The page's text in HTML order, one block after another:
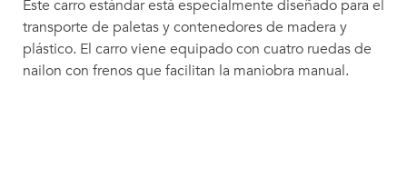
Este carro estándar está especialmente diseñado para el
transporte de paletas y contenedores de madera y
plástico. El carro viene equipado con cuatro ruedas de
nailon con frenos que facilitan la maniobra manual.